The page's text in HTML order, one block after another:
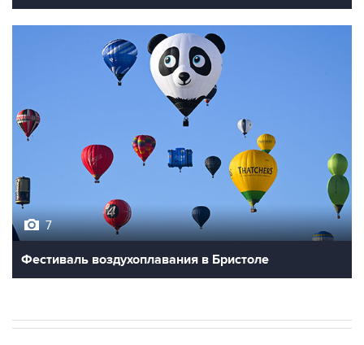
7
Фестиваль воздухоплавания в Бристоле